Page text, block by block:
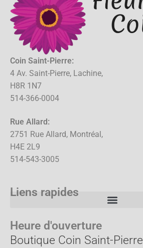
Coin Saint-Pierre:
4 Av. Saint-Pierre, Lachine,
H8R 1N7
514-366-0004
Rue Allard:
2751 Rue Allard, Montréal,
H4E 2L9
514-543-3005
Liens rapides
Heure d'ouverture
Boutique Coin Saint-Pierre